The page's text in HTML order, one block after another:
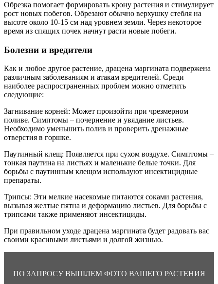
Обрезка помогает формировать крону растения и стимулирует
рост новых побегов. Обрезают обычно верхушку стебля на
высоте около 10-15 см над уровнем земли. Через некоторое
время из спящих почек начнут расти новые побеги.
Болезни и вредители
Как и любое другое растение, драцена маргината подвержена
различным заболеваниям и атакам вредителей. Среди
наиболее распространенных проблем можно отметить
следующие:
Загнивание корней: Может произойти при чрезмерном
поливе. Симптомы – почернение и увядание листьев.
Необходимо уменьшить полив и проверить дренажные
отверстия в горшке.
Паутинный клещ: Появляется при сухом воздухе. Симптомы –
тонкая паутина на листьях и маленькие белые точки. Для
борьбы с паутинным клещом используют инсектицидные
препараты.
Трипсы: Эти мелкие насекомые питаются соками растения,
вызывая желтые пятна и деформацию листьев. Для борьбы с
трипсами также применяют инсектициды.
При правильном уходе драцена маргината будет радовать вас
своими красивыми листьями и долгой жизнью.
ПО ЗАПРОСУ ВЫШЛЕМ ФОТО ВАШЕГО РАСТЕНИЯ